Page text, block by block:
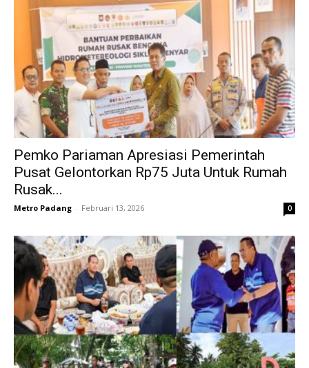
Pemko Pariaman Apresiasi Pemerintah
Pusat Gelontorkan Rp75 Juta Untuk Rumah
Rusak...
Metro Padang - Februari 13, 2026 0